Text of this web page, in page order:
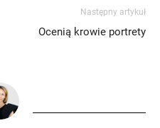
Następny artykuł
Ocenią krowie portrety